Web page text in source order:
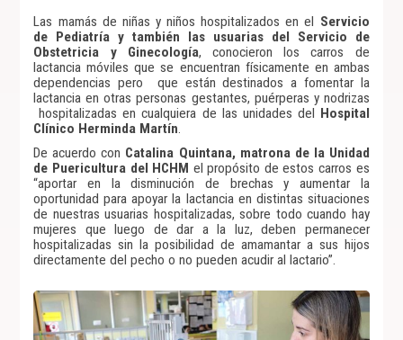
Las mamás de niñas y niños hospitalizados en el Servicio
de Pediatría y también las usuarias del Servicio de
Obstetricia y Ginecología, conocieron los carros de
lactancia móviles que se encuentran físicamente en ambas
dependencias pero que están destinados a fomentar la
lactancia en otras personas gestantes, puérperas y nodrizas
hospitalizadas en cualquiera de las unidades del Hospital
Clínico Herminda Martín.
De acuerdo con Catalina Quintana, matrona de la Unidad
de Puericultura del HCHM el propósito de estos carros es
“aportar en la disminución de brechas y aumentar la
oportunidad para apoyar la lactancia en distintas situaciones
de nuestras usuarias hospitalizadas, sobre todo cuando hay
mujeres que luego de dar a la luz, deben permanecer
hospitalizadas sin la posibilidad de amamantar a sus hijos
directamente del pecho o no pueden acudir al lactario”.